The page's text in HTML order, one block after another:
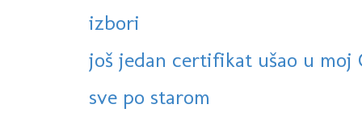
izbori
još jedan certifikat ušao u moj
sve po starom